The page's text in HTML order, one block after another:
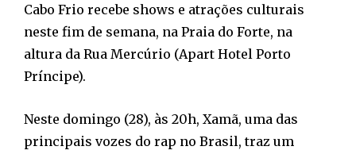
Cabo Frio recebe shows e atrações culturais
neste fim de semana, na Praia do Forte, na
altura da Rua Mercúrio (Apart Hotel Porto
Príncipe).
Neste domingo (28), às 20h, Xamã, uma das
principais vozes do rap no Brasil, traz um